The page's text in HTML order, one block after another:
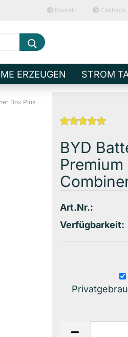
Kontakt Callback
E-Mail
Konto
Passwort
Suche...
ERZEUGEN STROM
Box Plus
BYD
Premium
Art.Nr.:
Verfügbarkeit: